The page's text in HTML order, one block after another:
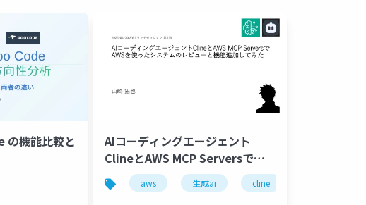
engineering handson
の機能比較と
AIコーディングエージェント
ClineとAWS MCP Serversで
AWSを使ったシステムのレビュ
ーと機能追加してみた
aws 生成ai cline